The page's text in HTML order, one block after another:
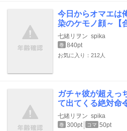
今日からオマエは
染のケモノ顔～【
七緒リヲン spika
巻 840pt
お気に入り：212人
ガチャ彼が超えっ
て出てくる絶対命
七緒リヲン spika
巻 300pt コマ 50pt